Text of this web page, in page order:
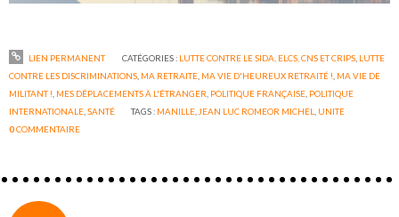
LIEN PERMANENT CATÉGORIES : LUTTE CONTRE LE SIDA, ELCS, CNS ET CRIPS, LUTTE
CONTRE LES DISCRIMINATIONS MA RETRAITE MA VIE D'HEUREUX RETRAITÉ ! MA VIE DE
MILITANT ! MES DÉPLACEMENTS À L'ÉTRANGER POLITIQUE FRANÇAISE POLITIQUE
INTERNATIONALE ,SANTÉ TAGS : MANILLE JEAN LUC ROMEOR MICHEL
UNITE
0COMMENTAIRE